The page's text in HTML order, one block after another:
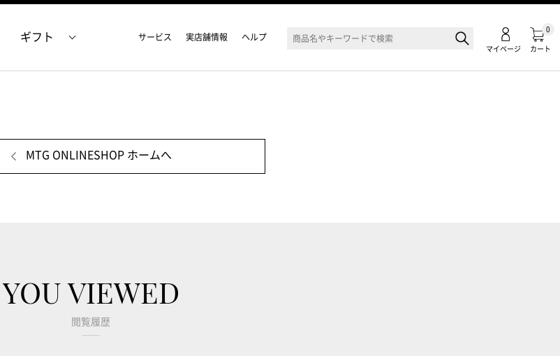
カート
0
マイページ
ギフト サービス 実店舗情報 ヘルプ
MTG ONLINESHOP ホームへ
YOU VIEWED
閲覧履歴